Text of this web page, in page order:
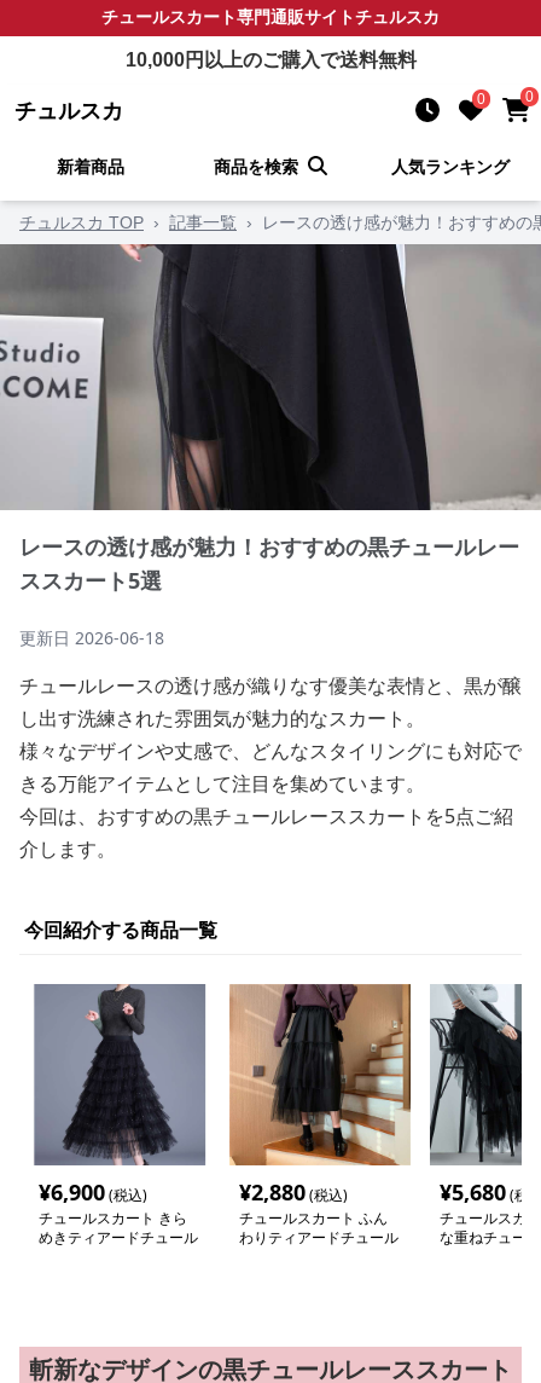
チュールスカート専門通販サイトチュルスカ
10,000円以上のご購入で送料無料
チュルスカ 0 0
新着商品 商品を検索 人気ランキング
チュルスカ TOP › 記事一覧 › レースの透け感が魅力！おすすめ
レースの透け感が魅力！おすすめの黒チュールレー
ススカート5選
更新日 2026-06-18
チュールレースの透け感が織りなす優美な表情と、黒が醸
し出す洗練された雰囲気が魅力的なスカート。
様々なデザインや丈感で、どんなスタイリングにも対応で
きる万能アイテムとして注目を集めています。
今回は、おすすめの黒チュールレーススカートを5点ご紹
介します。
今回紹介する商品一覧
¥6,900(税込)
チュールスカート きら
めきティアードチュール
¥2,880(税込)
チュールスカート ふん
わりティアードチュール
¥5,680(税
チュールスカ
な重ねチュー
斬新なデザインの黒チュールレーススカート